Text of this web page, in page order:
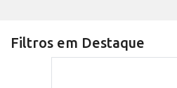
Filtros em Destaque